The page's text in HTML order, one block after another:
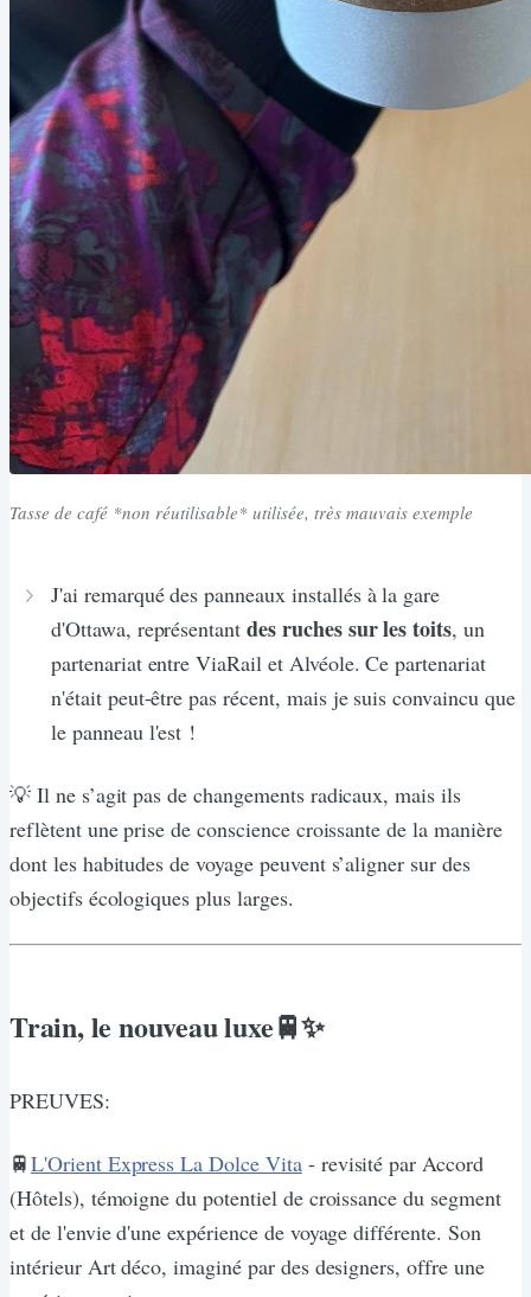
Tasse de café *non réutilisable* utilisée, très mauvais exemple
J'ai remarqué des panneaux installés à la gare
d'Ottawa, représentantdes ruches sur les toits, un
partenariat entre ViaRail et Alvéole. Ce partenariat
n'était peut-être pas récent, mais je suis convaincu que
le panneau l'est !
💡 Il ne s’agit pas de changements radicaux, mais ils
reflètent une prise de conscience croissante de la manière
dont les habitudes de voyage peuvent s’aligner sur des
objectifs écologiques plus larges.
Train, le nouveau luxe🚆✨
PREUVES:
🚆L'Orient Express La Dolce Vita- revisité par Accord
(Hôtels), témoigne du potentiel de croissance du segment
et de l'envie d'une expérience de voyage différente. Son
intérieur Art déco, imaginé par des designers, offre une